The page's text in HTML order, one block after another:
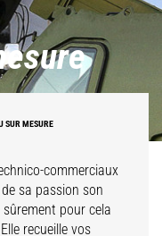
SUR MESURE
commerciaux
sa passion son
pour cela
recueille vos